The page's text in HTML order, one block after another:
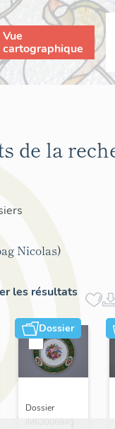
Vue
cartographique
de la
Nicolas)
les résultats
Dossier
Dossier
IM63006845 |